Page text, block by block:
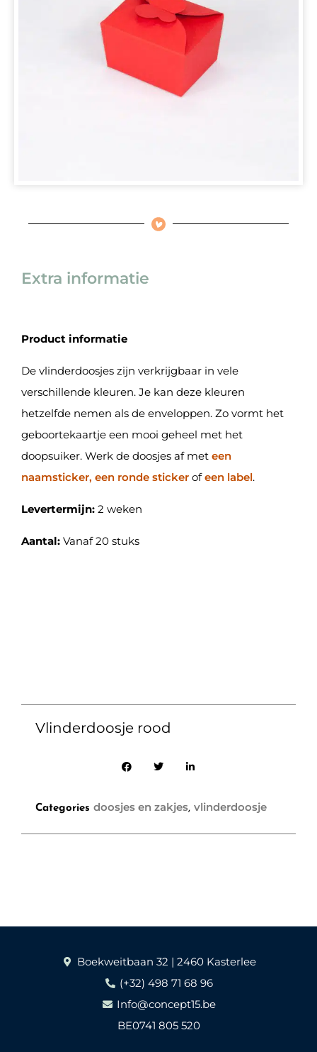
Extra informatie
Product informatie
De vlinderdoosjes zijn verkrijgbaar in vele
verschillende kleuren. Je kan deze kleuren
hetzelfde nemen als de enveloppen. Zo vormt het
geboortekaartje een mooi geheel met het
doopsuiker. Werk de doosjes af met een
naamsticker, een ronde sticker ofeen label.
Levertermijn: 2 weken
Aantal: Vanaf 20 stuks
Vlinderdoosje rood
Categories doosjes en zakjes, vlinderdoosje
Boekweitbaan 32 | 2460 Kasterlee
(+32) 498 71 68 96
Info@concept15.be
BE0741 805 520